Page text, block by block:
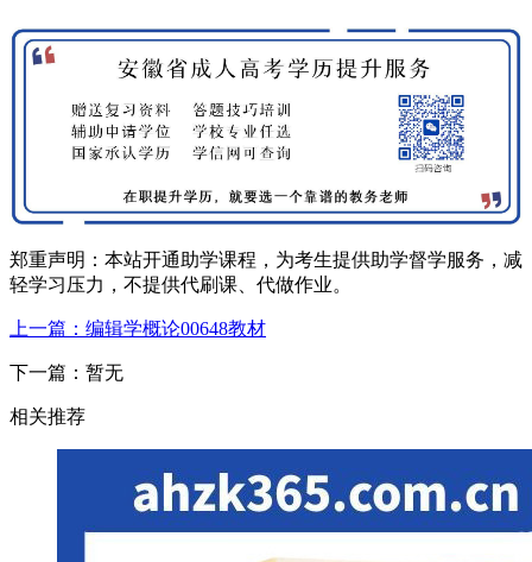
郑重声明：本站开通助学课程，为考生提供助学督学服务，减
轻学习压力，不提供代刷课、代做作业。
上一篇：编辑学概论00648教材
下一篇：暂无
相关推荐